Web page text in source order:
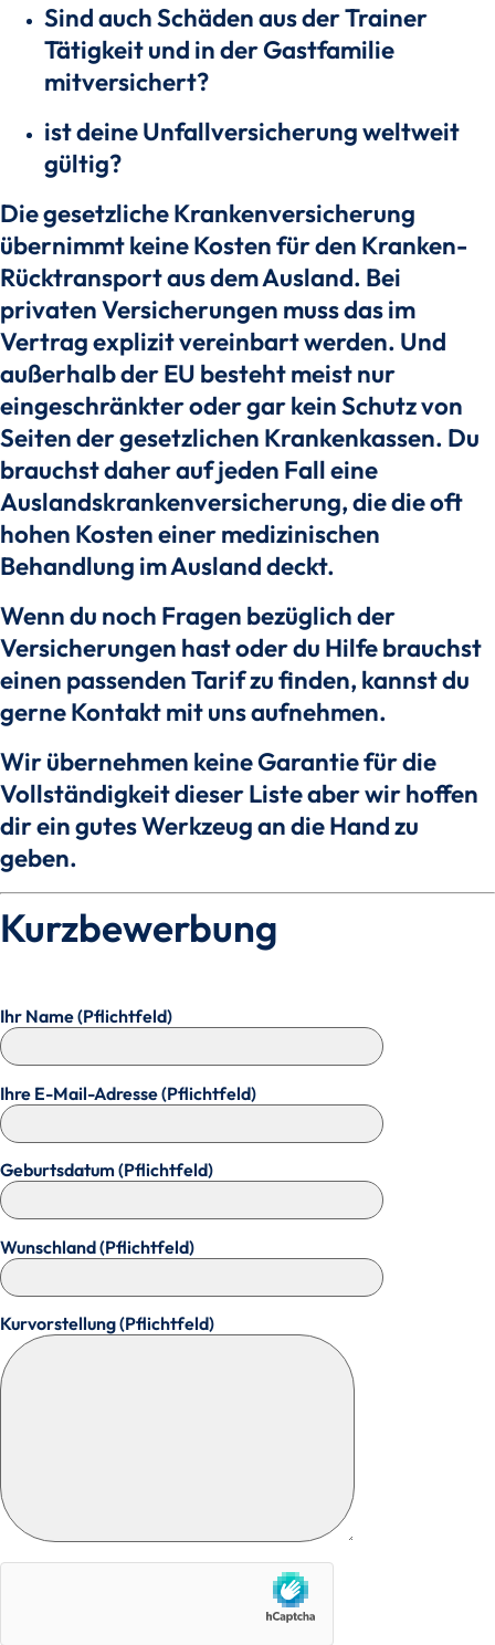
Sind auch Schäden aus der Trainer
Tätigkeit und in der Gastfamilie
mitversichert?
ist deine Unfallversicherung weltweit
gültig?
Die gesetzliche Krankenversicherung
übernimmt keine Kosten für den Kranken-
Rücktransport aus dem Ausland. Bei
privaten Versicherungen muss das im
Vertrag explizit vereinbart werden. Und
außerhalb der EU besteht meist nur
eingeschränkter oder gar kein Schutz von
Seiten der gesetzlichen Krankenkassen. Du
brauchst daher auf jeden Fall eine
Auslandskrankenversicherung, die die oft
hohen Kosten einer medizinischen
Behandlung im Ausland deckt.
Wenn du noch Fragen bezüglich der
Versicherungen hast oder du Hilfe brauchst
einen passenden Tarif zu finden, kannst du
gerne Kontakt mit uns aufnehmen.
Wir übernehmen keine Garantie für die
Vollständigkeit dieser Liste aber wir hoffen
dir ein gutes Werkzeug an die Hand zu
geben.
Kurzbewerbung
Ihr Name (Pflichtfeld)
Ihre E-Mail-Adresse (Pflichtfeld)
Geburtsdatum (Pflichtfeld)
Wunschland (Pflichtfeld)
Kurvorstellung (Pflichtfeld)